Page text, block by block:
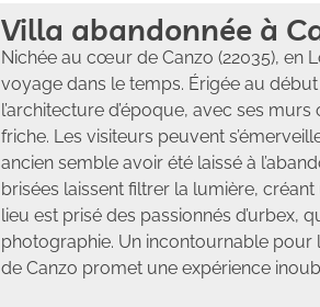
Villa abandonnée à
Nichée au cœur de Canzo (22035), en
voyage dans le temps. Érigée au
l’architecture d’époque, avec ses
friche. Les visiteurs peuvent
ancien semble avoir été laissé à
brisées laissent filtrer la lumière,
lieu est prisé des passionnés d’urbex,
photographie. Un incontournable pour
de Canzo promet une expérience